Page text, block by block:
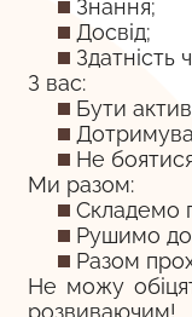
Знання;
Досвід;
Здатність
З вас:
Бути
Не
Ми разом:
Складемо
Рушимо
Разом
Не можу
розвиваючим!